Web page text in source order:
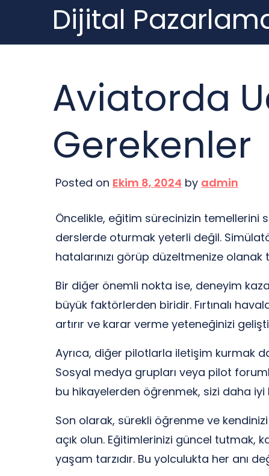
content
Dijital
Aviatorda
Gerekenler
Posted on Ekim 8, 2024 by admin
Öncelikle, eğitim sürecinizin temellerini
derslerde oturmak yeterli değil.
hatalarınızı görüp düzeltmenize
Bir diğer önemli nokta ise, deneyim
büyük faktörlerden biridir. Fırtınalı
artırır ve karar verme yeteneğinizi
Ayrıca, diğer pilotlarla iletişim kurmak
Sosyal medya grupları veya pilot
bu hikayelerden öğrenmek, sizi daha
Son olarak, sürekli öğrenme ve
açık olun. Eğitimlerinizi güncel tutmak,
yaşam tarzıdır. Bu yolculukta her anı